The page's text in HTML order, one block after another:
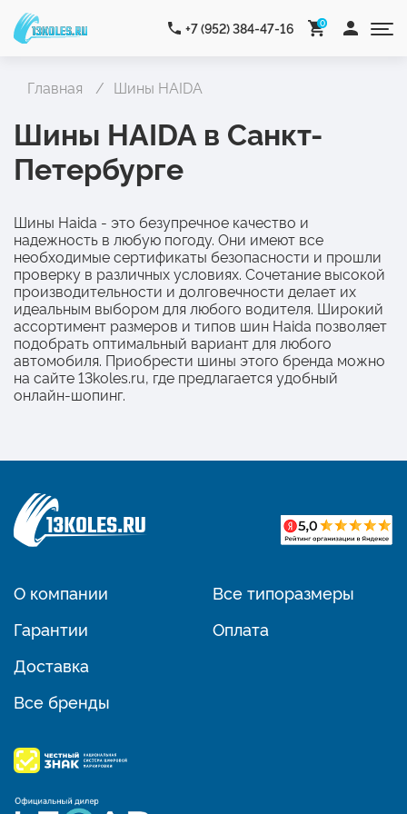
+7 (952) 384-47-16 0
Главная Шины HAIDA
Шины HAIDA в Санкт-
Петербурге
Шины Haida - это безупречное качество и
надежность в любую погоду. Они имеют все
необходимые сертификаты безопасности и прошли
проверку в различных условиях. Сочетание высокой
производительности и долговечности делает их
идеальным выбором для любого водителя. Широкий
ассортимент размеров и типов шин Haida позволяет
подобрать оптимальный вариант для любого
автомобиля. Приобрести шины этого бренда можно
на сайте 13koles.ru, где предлагается удобный
онлайн-шопинг.
О компании
Гарантии
Доставка
Все бренды
Все типоразмеры
Оплата